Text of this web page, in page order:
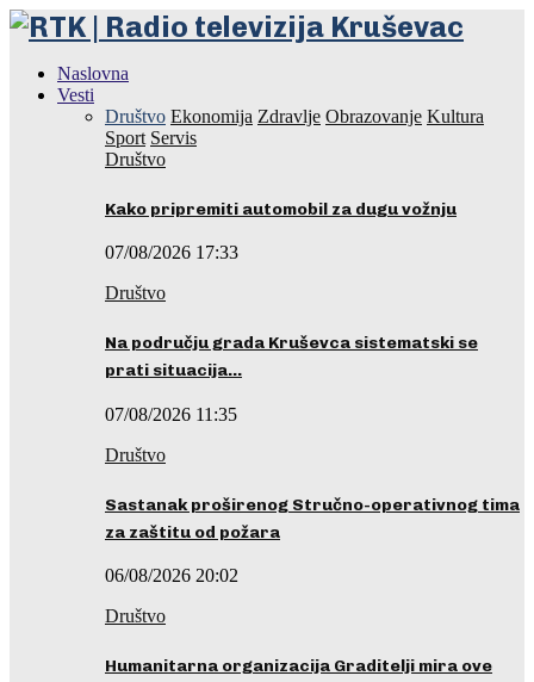
Naslovna
Vesti
Društvo Ekonomija Zdravlje Obrazovanje Kultura
Sport Servis
Društvo
Kako pripremiti automobil za dugu vožnju
07/08/2026 17:33
Društvo
Na području grada Kruševca sistematski se
prati situacija…
07/08/2026 11:35
Društvo
Sastanak proširenog Stručno-operativnog tima
za zaštitu od požara
06/08/2026 20:02
Društvo
Humanitarna organizacija Graditelji mira ove